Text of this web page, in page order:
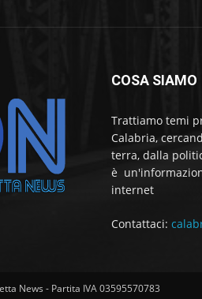
COSA SIAMO
Trattiamo temi
Calabria,
terra, dalla
è
internet
Contattaci:
News - Partita IVA 03595570783